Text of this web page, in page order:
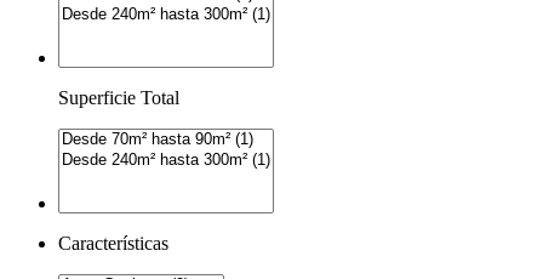
Superficie Total
Características